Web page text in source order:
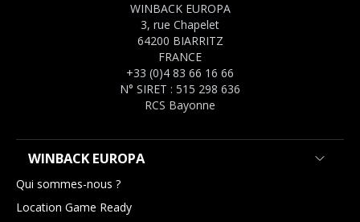
WINBACK EUROPA
3, rue Chapelet
64200 BIARRITZ
FRANCE
+33 (0)4 83 66 16 66
N° SIRET : 515 298 636
RCS Bayonne
WINBACK EUROPA
Qui sommes-nous ?
Location Game Ready